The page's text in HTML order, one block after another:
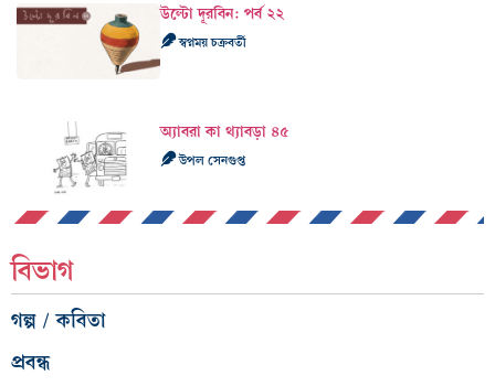
উল্টো দূরবিন: পর্ব ২২
স্বপ্নময় চক্রবর্তী
অ্যাবরা কা থ্যাবড়া ৪৫
উপল সেনগুপ্ত
বিভাগ
গল্প / কবিতা
প্রবন্ধ